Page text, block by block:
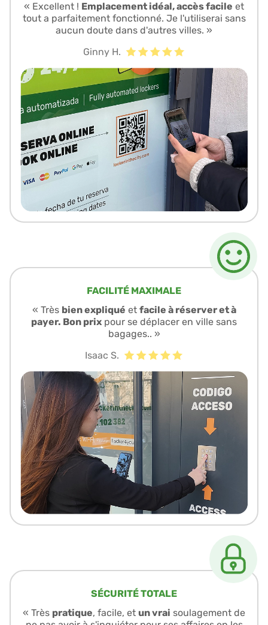
« Excellent ! Emplacement idéal, accès facile et
tout a parfaitement fonctionné. Je l'utiliserai sans
aucun doute dans d'autres villes. »
Ginny H.
FACILITÉ MAXIMALE
« Très bien expliqué et facile à réserver et à
payer. Bon prix pour se déplacer en ville sans
bagages.. »
Isaac S.
SÉCURITÉ TOTALE
« Très pratique, facile, et un vrai soulagement de